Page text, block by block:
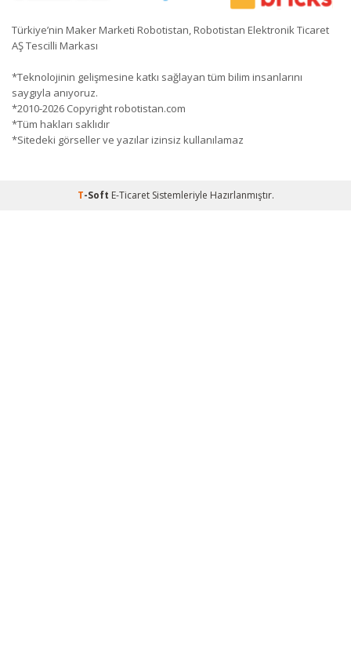
Türkiye’nin Maker Marketi Robotistan, Robotistan Elektronik Ticaret
AŞ Tescilli Markası
*Teknolojinin gelişmesine katkı sağlayan tüm bilim insanlarını
saygıyla anıyoruz.
*2010-2026 Copyright robotistan.com
*Tüm hakları saklıdır
*Sitedeki görseller ve yazılar izinsiz kullanılamaz
T-Soft E-TicaretSistemleriyle Hazırlanmıştır.